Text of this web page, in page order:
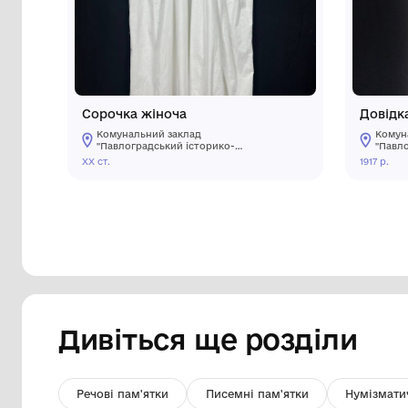
Інші предмети